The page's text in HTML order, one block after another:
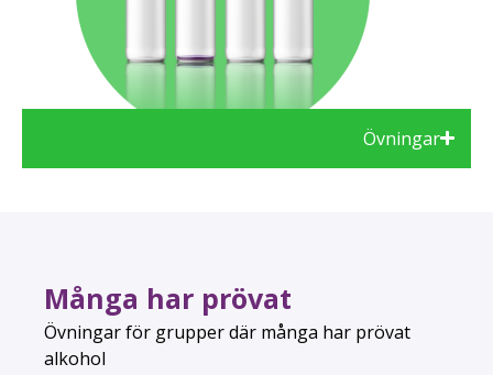
Övningar
Många har prövat
Övningar för grupper där många har prövat
alkohol